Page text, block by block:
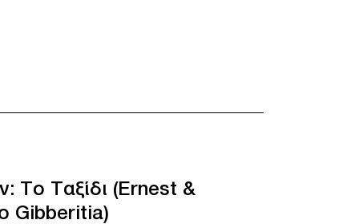
Το Ταξίδι (Ernest &
Gibberitia)